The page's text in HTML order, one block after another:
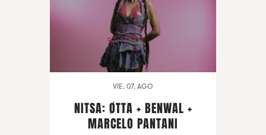
VIE. 07. AGO
NITSA: ØTTA + BENWAL +
MARCELO PANTANI